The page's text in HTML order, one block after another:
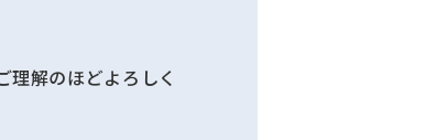
解のほどよろしく